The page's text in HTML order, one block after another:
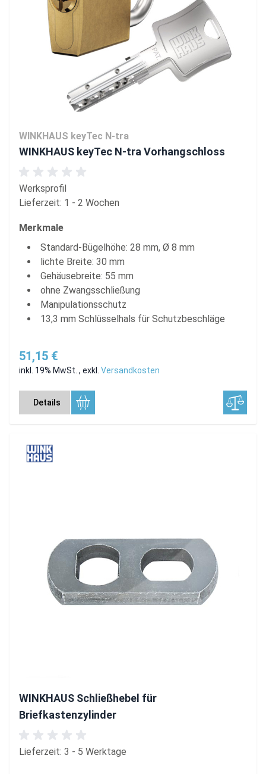
WINKHAUS keyTec N-tra
WINKHAUS keyTec N-tra Vorhangschloss
Werksprofil
Lieferzeit: 1 - 2 Wochen
Merkmale
Standard-Bügelhöhe: 28 mm, Ø 8 mm
lichte Breite: 30 mm
Gehäusebreite: 55 mm
ohne Zwangsschließung
Manipulationsschutz
13,3 mm Schlüsselhals für Schutzbeschläge
51,15 €
inkl. 19% MwSt. , exkl. Versandkosten
Details
WINKHAUS Schließhebel für
Briefkastenzylinder
Lieferzeit: 3 - 5 Werktage